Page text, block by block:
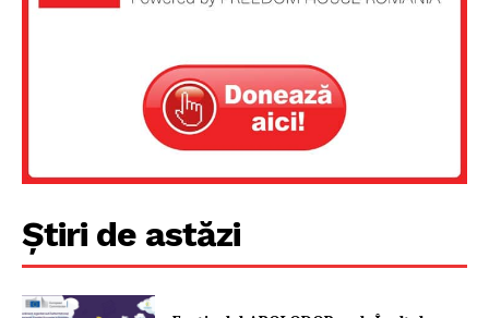
Despre noi / Echipa
Proiecte editoriale
Contact
Știri de astăzi